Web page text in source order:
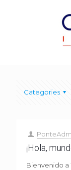
Categories
¡Hola,
Bienvenido a